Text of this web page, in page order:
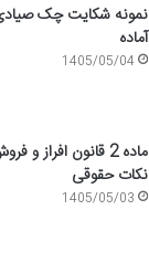
نمونه شکایت چک
آماده
1405/05/04
ماده 2 قانون
نکات حقوقی
1405/05/03